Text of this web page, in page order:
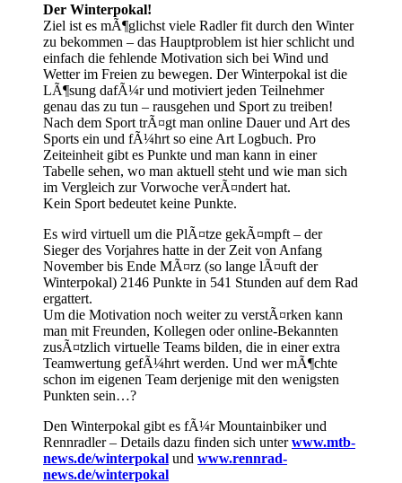
Der Winterpokal!
Ziel ist es mÃ¶glichst viele Radler fit durch den Winter
zu bekommen – das Hauptproblem ist hier schlicht und
einfach die fehlende Motivation sich bei Wind und
Wetter im Freien zu bewegen. Der Winterpokal ist die
LÃ¶sung dafÃ¼r und motiviert jeden Teilnehmer
genau das zu tun – rausgehen und Sport zu treiben!
Nach dem Sport trÃ¤gt man online Dauer und Art des
Sports ein und fÃ¼hrt so eine Art Logbuch. Pro
Zeiteinheit gibt es Punkte und man kann in einer
Tabelle sehen, wo man aktuell steht und wie man sich
im Vergleich zur Vorwoche verÃ¤ndert hat.
Kein Sport bedeutet keine Punkte.
Es wird virtuell um die PlÃ¤tze gekÃ¤mpft – der
Sieger des Vorjahres hatte in der Zeit von Anfang
November bis Ende MÃ¤rz (so lange lÃ¤uft der
Winterpokal) 2146 Punkte in 541 Stunden auf dem Rad
ergattert.
Um die Motivation noch weiter zu verstÃ¤rken kann
man mit Freunden, Kollegen oder online-Bekannten
zusÃ¤tzlich virtuelle Teams bilden, die in einer extra
Teamwertung gefÃ¼hrt werden. Und wer mÃ¶chte
schon im eigenen Team derjenige mit den wenigsten
Punkten sein…?
Den Winterpokal gibt es fÃ¼r Mountainbiker und
Rennradler – Details dazu finden sich unterwww.mtb-
news.de/winterpokal und www.rennrad-
news.de/winterpokal